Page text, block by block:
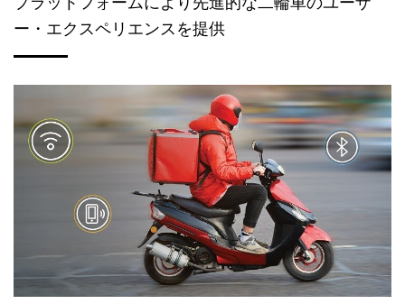
ー・エクスペリエンスを提供